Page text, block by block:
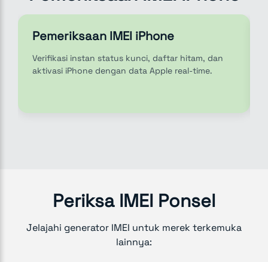
Pemeriksaan IMEI iPhone
Verifikasi instan status kunci, daftar hitam, dan
aktivasi iPhone dengan data Apple real-time.
Periksa IMEI Ponsel
Jelajahi generator IMEI untuk merek terkemuka
lainnya: